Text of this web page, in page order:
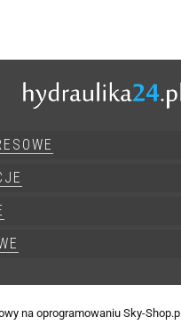
na oprogramowaniu Sky-Shop.pl